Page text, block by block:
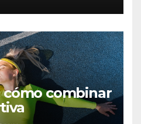
cómo combinar